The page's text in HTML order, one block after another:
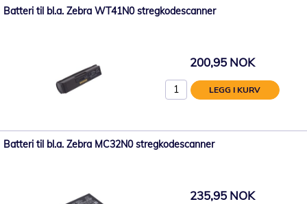
Batteri til bl.a. Zebra WT41N0 stregkodescanner
200,95 NOK
LEGG I KURV
Batteri til bl.a. Zebra MC32N0 stregkodescanner
235,95 NOK